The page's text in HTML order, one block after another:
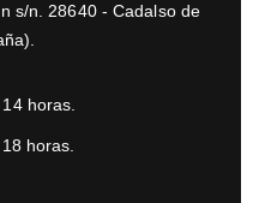
s/n. 28640 - Cadalso de
horas.
horas.